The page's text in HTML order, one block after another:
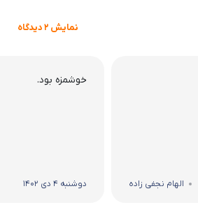
نمایش 2 دیدگاه
الهام نجفی زاده
خوشمزه بود.
دوشنبه 4 دی 1402